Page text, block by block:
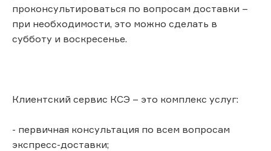
проконсультироваться по вопросам доставки –
при необходимости, это можно сделать в
субботу и воскресенье.
Клиентский сервис КСЭ – это комплекс услуг:
- первичная консультация по всем вопросам
экспресс-доставки;